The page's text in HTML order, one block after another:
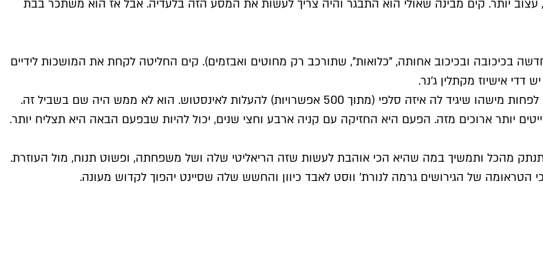
עצוב יותר. קים מבינה שאולי הוא התבגר והיה צריך לעשות את המסע הזה בלעדיה. אבל אז הוא משתכר בבת
בכיכובה ובכיכוב אחותה, "כלואות", שתורכב רק מחוטים ואבזמים). קים החליטה לקחת את המושכות לידיים
דדי אישיוז מקתלין ג'נר.
איזה סלפי (מתוך 500 אפשרויות) להעלות לאינסטוש. הוא לא ממש היה שם בשביל זה.
היא הייתה נשואה למשך 72 ימים שלמים. יש דייטים יותר ארוכים מזה. הפעם היא החזיקה עם קניה ארבע וחצי שנים, יכול להיות שבפעם הבאה היא תצליח יותר.
מהכל ותמשיך במה שהיא הכי אוהבת לעשות שזה הריאליטי שלה ושל משפחתה, ופשוט תנוח, מול העוזרת.
הטראומה של הגירושים גרמה לנורת' ווסט לאבד כיוון והחשש שלה שסיינט יהפוך לקדוש מעונה.